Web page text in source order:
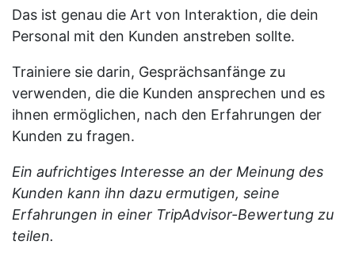
Das ist genau die Art von Interaktion, die dein
Personal mit den Kunden anstreben sollte.
Trainiere sie darin, Gesprächsanfänge zu
verwenden, die die Kunden ansprechen und es
ihnen ermöglichen, nach den Erfahrungen der
Kunden zu fragen.
Ein aufrichtiges Interesse an der Meinung des
Kunden kann ihn dazu ermutigen, seine
Erfahrungen in einer TripAdvisor-Bewertung zu
teilen.